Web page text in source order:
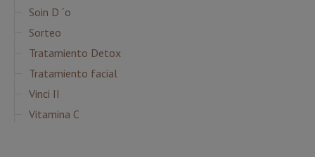
Soin D ´o
Sorteo
Tratamiento Detox
Tratamiento facial
Vinci II
Vitamina C